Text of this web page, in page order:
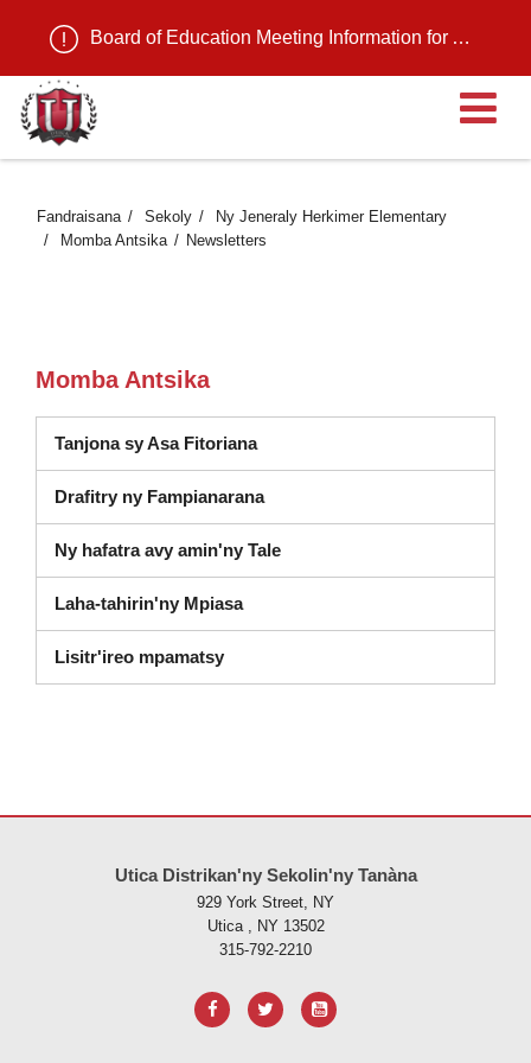
Board of Education Meeting Information for August 11, 2026
Fandraisana Sekoly
Ny Jeneraly Herkimer Elementary
Momba Antsika
Newsletters
Momba Antsika
Tanjona sy Asa Fitoriana
Drafitry ny Fampianarana(sokafy anaty fikandrana
Ny hafatra avy amin'ny Tale
Laha-tahirin'ny Mpiasa
Lisitr'ireo mpamatsy
Utica Distrikan'ny Sekolin'ny Tanàna
929 York Street, NY
Utica , NY 13502
315-792-2210